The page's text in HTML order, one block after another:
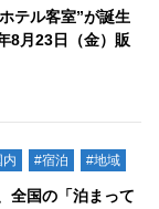
テル客室”が誕生
8月23日（金）販
内 #宿泊 #地域
全国の「泊まって